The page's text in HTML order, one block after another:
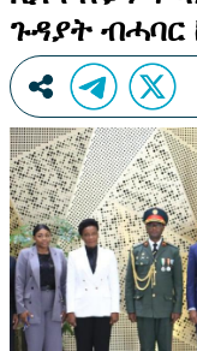
ጉዳያት